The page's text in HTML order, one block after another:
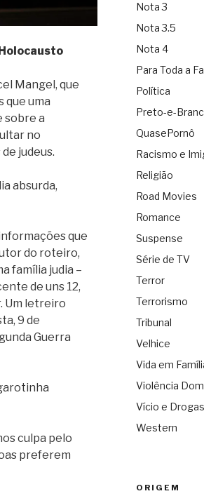
Mangel, que
que uma
sobre a
no
judeus.
absurda,
que
do roteiro,
família judia –
de uns 12,
Um letreiro
9 de
Guerra
culpa pelo
preferem
Nota 3
Nota 3.5
Nota 4
Para Toda a
Política
Preto-e-
QuasePornô
Racismo e
Religião
Road Movies
Romance
Suspense
Série de TV
Terror
Terrorismo
Tribunal
Velhice
Vida em
Violência
Vício e Drogas
Western
ORIGEM